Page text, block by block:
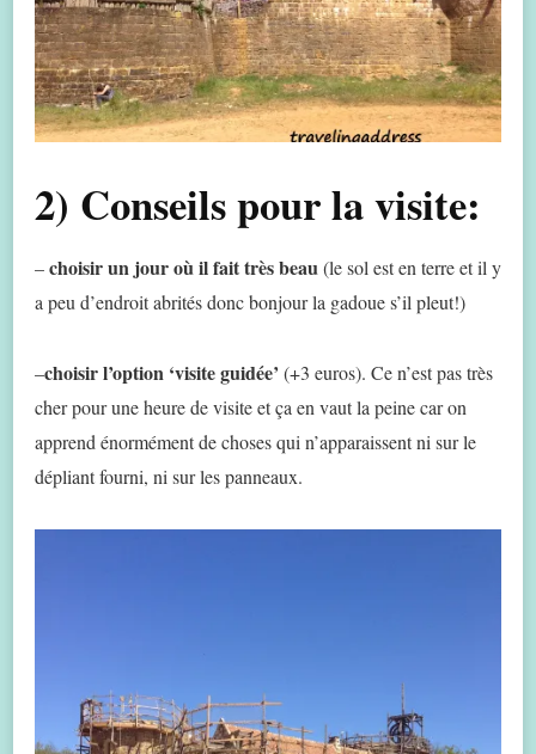
2) Conseils pour la visite:
–choisir un jour où il fait très beau(le sol est en terre et il y
a peu d’endroit abrités donc bonjour la gadoue s’il pleut!)
–choisir l’option ‘visite guidée’ (+3 euros). Ce n’est pas très
cher pour une heure de visite et ça en vaut la peine car on
apprend énormément de choses qui n’apparaissent ni sur le
dépliant fourni, ni sur les panneaux.